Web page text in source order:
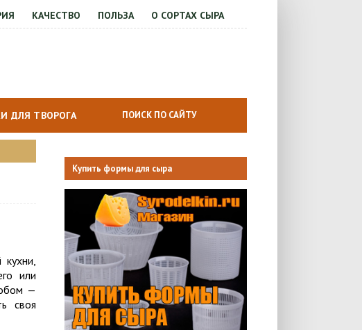
КАЧЕСТВО ПОЛЬЗА О СОРТАХ СЫРА
ДЛЯ ТВОРОГА
или
—
своя
Купить формы для сыра